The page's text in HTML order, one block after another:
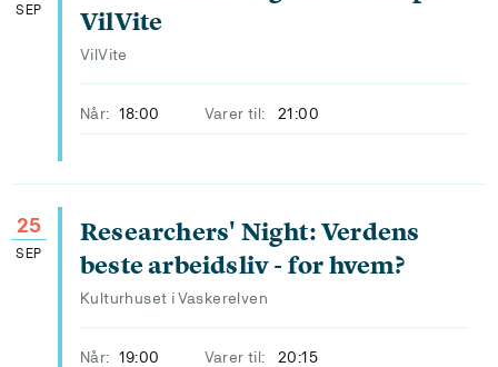
SEP
VilVite
VilVite
Når: 18:00 Varer til: 21:00
25
SEP
Researchers' Night: Verdens
beste arbeidsliv - for hvem?
Kulturhuset i Vaskerelven
Når: 19:00 Varer til: 20:15